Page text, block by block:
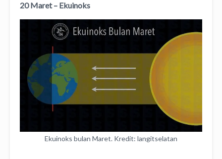
20 Maret – Ekuinoks
Ekuinoks bulan Maret. Kredit: langitselatan